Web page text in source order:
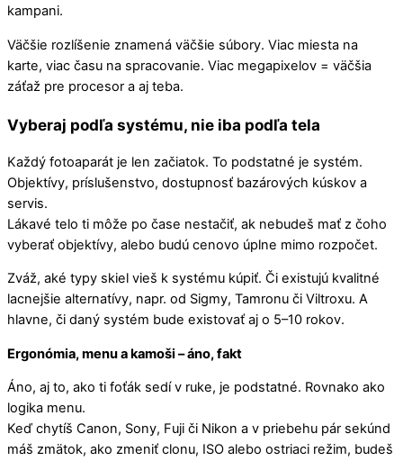
kampani.
Väčšie rozlíšenie znamená väčšie súbory. Viac miesta na
karte, viac času na spracovanie. Viac megapixelov = väčšia
záťaž pre procesor a aj teba.
Vyberaj podľa systému, nie iba podľa tela
Každý fotoaparát je len začiatok. To podstatné je systém.
Objektívy, príslušenstvo, dostupnosť bazárových kúskov a
servis.
Lákavé telo ti môže po čase nestačiť, ak nebudeš mať z čoho
vyberať objektívy, alebo budú cenovo úplne mimo rozpočet.
Zváž, aké typy skiel vieš k systému kúpiť. Či existujú kvalitné
lacnejšie alternatívy, napr. od Sigmy, Tamronu či Viltroxu. A
hlavne, či daný systém bude existovať aj o 5–10 rokov.
Ergonómia, menu a kamoši – áno, fakt
Áno, aj to, ako ti foťák sedí v ruke, je podstatné. Rovnako ako
logika menu.
Keď chytíš Canon, Sony, Fuji či Nikon a v priebehu pár sekúnd
máš zmätok, ako zmeniť clonu, ISO alebo ostriaci režim, budeš